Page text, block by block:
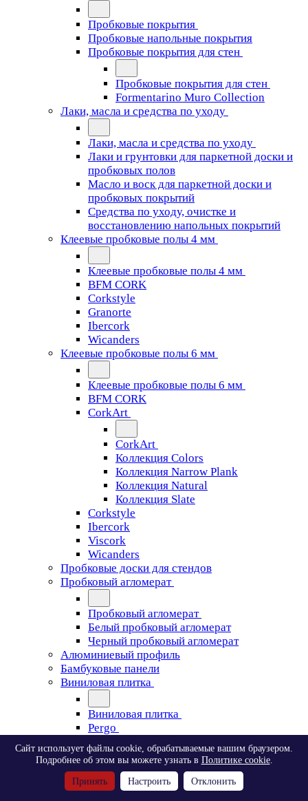
Пробковые покрытия
Пробковые напольные покрытия
Пробковые покрытия для стен
Пробковые покрытия для стен
Formentarino Muro Collection
Лаки, масла и средства по уходу
Лаки, масла и средства по уходу
Лаки и грунтовки для паркетной доски и
пробковых полов
Масло и воск для паркетной доски и
пробковых покрытий
Средства по уходу, очистке и
восстановлению напольных покрытий
Клеевые пробковые полы 4 мм
Клеевые пробковые полы 4 мм
BFM CORK
Corkstyle
Granorte
Ibercork
Wicanders
Клеевые пробковые полы 6 мм
Клеевые пробковые полы 6 мм
BFM CORK
CorkArt
CorkArt
Коллекция Colors
Коллекция Narrow Plank
Коллекция Natural
Коллекция Slate
Corkstyle
Ibercork
Viscork
Wicanders
Пробковые доски для стендов
Пробковый агломерат
Пробковый агломерат
Белый пробковый агломерат
Черный пробковый агломерат
Алюминиевый профиль
Бамбуковые панели
Виниловая плитка
Виниловая плитка
Pergo
Pergo
Classic Plank Optimum Glue
Modern Plank Optimum Glue
Сайт использует файлы cookie, обрабатываемые вашим браузером.
Подробнее об этом вы можете узнать в Политике cookie.
Принять Настроить Отклонить